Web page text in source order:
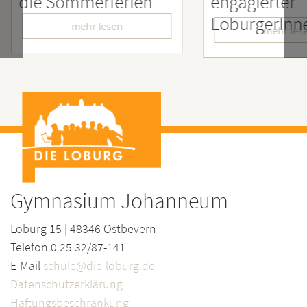
LoburgerInnen
–
Gymnasium Johanneum
Loburg 15 | 48346 Ostbevern
Telefon 0 25 32/87-141
E-Mail schule@die-loburg.de
Datenschutzerklärung
Haftungsbeschränkung